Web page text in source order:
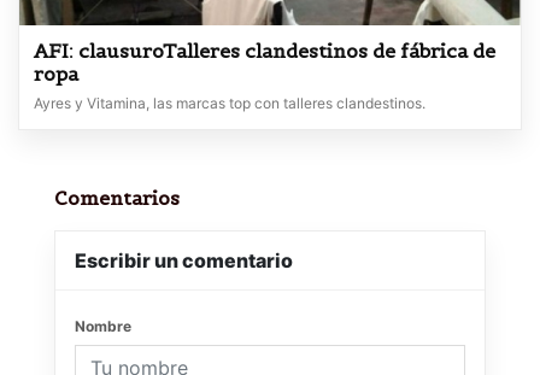
AFI: clausuroTalleres clandestinos de fábrica de
ropa
Ayres y Vitamina, las marcas top con talleres clandestinos.
Comentarios
Escribir un comentario
Nombre